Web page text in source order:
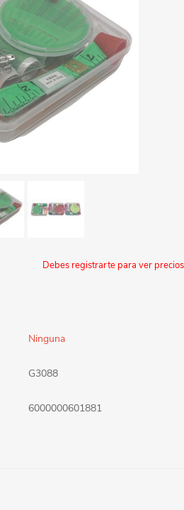
Debes registrarte para ver precios
Ninguna
G3088
6000000601881